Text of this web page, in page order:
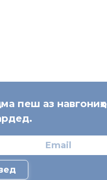
пеш аз навгониҳо